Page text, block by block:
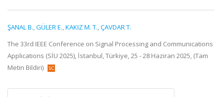
ŞANAL B.,GÜLER E.,KAKIZ M. T.,ÇAVDAR T.
The 33rd IEEE Conference on Signal Processing and Communications
Applications (SİU 2025), İstanbul, Türkiye, 25 - 28 Haziran 2025, (Tam
Metin Bildiri)